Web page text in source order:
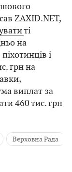
ZAXID.NET,
ті
на
і
грн на
виплат за
460 тис. грн
Верховна Рада